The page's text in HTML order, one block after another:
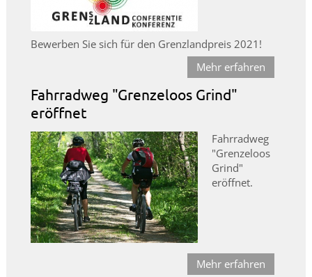
Bewerben Sie sich für den Grenzlandpreis 2021!
Mehr erfahren
Fahrradweg "Grenzeloos Grind"
eröffnet
Fahrradweg
"Grenzeloos
Grind"
eröffnet.
Mehr erfahren